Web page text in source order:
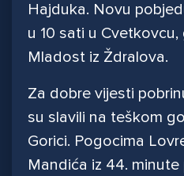
Hajduka. Novu
u 10 sati u
Mladost iz Ždralova.
Za dobre vijesti
su slavili na teškom
Gorici. Pogocima
Mandića iz 44.